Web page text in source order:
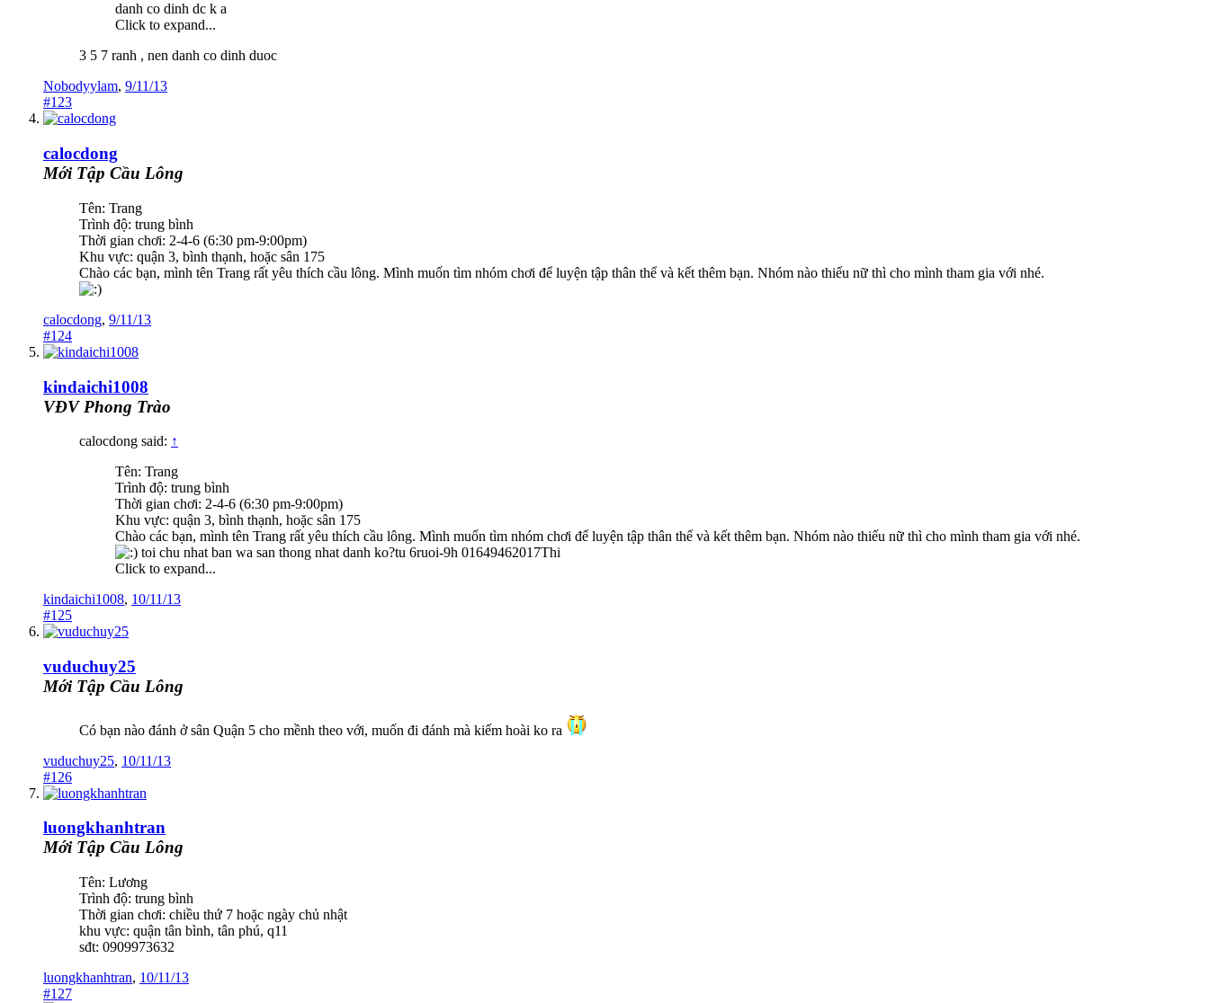
danh co dinh dc k a
Click to expand...
3 5 7 ranh , nen danh co dinh duoc
Nobodyylam, 9/11/13
#123
calocdong
Mới Tập Cầu Lông
Tên: Trang
Trình độ: trung bình
Thời gian chơi: 2-4-6 (6:30 pm-9:00pm)
Khu vực: quận 3, bình thạnh, hoặc sân 175
Chào các bạn, mình tên Trang rất yêu thích cầu lông. Mình muốn tìm nhóm chơi để luyện tập thân thể và kết thêm bạn. Nhóm nào thiếu nữ thì cho mình tham gia với nhé.
calocdong, 9/11/13
#124
kindaichi1008
VĐV Phong Trào
calocdong said: ↑
Tên: Trang
Trình độ: trung bình
Thời gian chơi: 2-4-6 (6:30 pm-9:00pm)
Khu vực: quận 3, bình thạnh, hoặc sân 175
Chào các bạn, mình tên Trang rất yêu thích cầu lông. Mình muốn tìm nhóm chơi để luyện tập thân thể và kết thêm bạn. Nhóm nào thiếu nữ thì cho mình tham gia với nhé.
toi chu nhat ban wa san thong nhat danh ko?tu 6ruoi-9h 01649462017Thi
Click to expand...
kindaichi1008, 10/11/13
#125
vuduchuy25
Mới Tập Cầu Lông
Có bạn nào đánh ở sân Quận 5 cho mềnh theo với, muốn đi đánh mà kiếm hoài ko ra
vuduchuy25, 10/11/13
#126
luongkhanhtran
Mới Tập Cầu Lông
Tên: Lương
Trình độ: trung bình
Thời gian chơi: chiều thứ 7 hoặc ngày chủ nhật
khu vực: quận tân bình, tân phú, q11
sđt: 0909973632
luongkhanhtran, 10/11/13
#127